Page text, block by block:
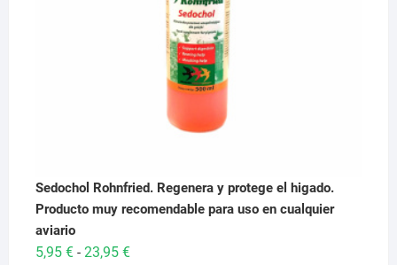
Sedochol Rohnfried. Regenera y protege el higado.
Producto muy recomendable para uso en cualquier
aviario
5,95 € - 23,95 €Rango